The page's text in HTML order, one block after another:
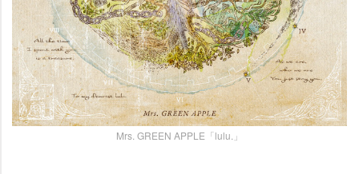
Mrs. GREEN APPLE「lulu.」